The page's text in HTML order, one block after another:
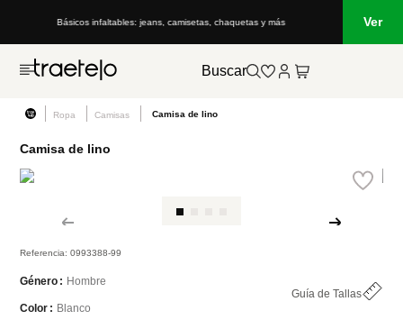
Básicos infaltables: jeans, camisetas, chaquetas y más Ver
Buscar
Ropa Camisas Camisa de lino
Camisa de lino
Referencia:0993388-99
Género
Hombre
Guía de Tallas
Color
Blanco